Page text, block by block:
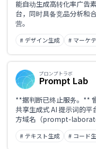
能自动生成高转化率广告
台，同时具备竞品分析和
营。
# デザイン生成 # マーケ
プロンプトラボ
Prompt Lab
**据判断已终止服务。**
共享生成式 AI 提示词的
方域名（prompt-
本页汇总了当前可用的替
# テキスト生成 # コード